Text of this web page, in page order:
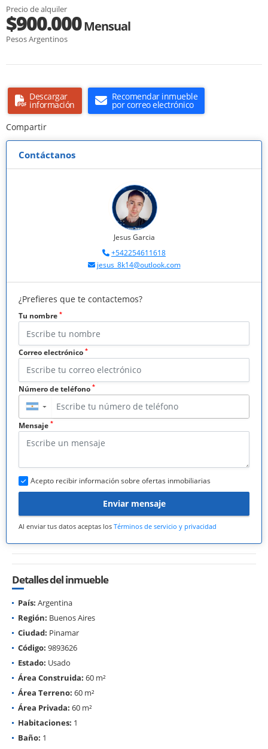
Precio de alquiler
$900.000Mensual
Pesos Argentinos
Descargar
información
Recomendar inmueble
por correo electrónico
Compartir
Contáctanos
Jesus Garcia
+542254611618
jesus_8k14@outlook.com
¿Prefieres que te contactemos?
Tu nombre *
Correo electrónico *
Número de teléfono *
▼
Mensaje *
Acepto recibir información sobre ofertas inmobiliarias
Enviar mensaje
Al enviar tus datos aceptas los Términos de servicio y privacidad
Detalles del inmueble
País: Argentina
Región: Buenos Aires
Ciudad: Pinamar
Código: 9893626
Estado: Usado
Área Construida: 60 m²
Área Terreno: 60 m²
Área Privada: 60 m²
Habitaciones: 1
Baño: 1